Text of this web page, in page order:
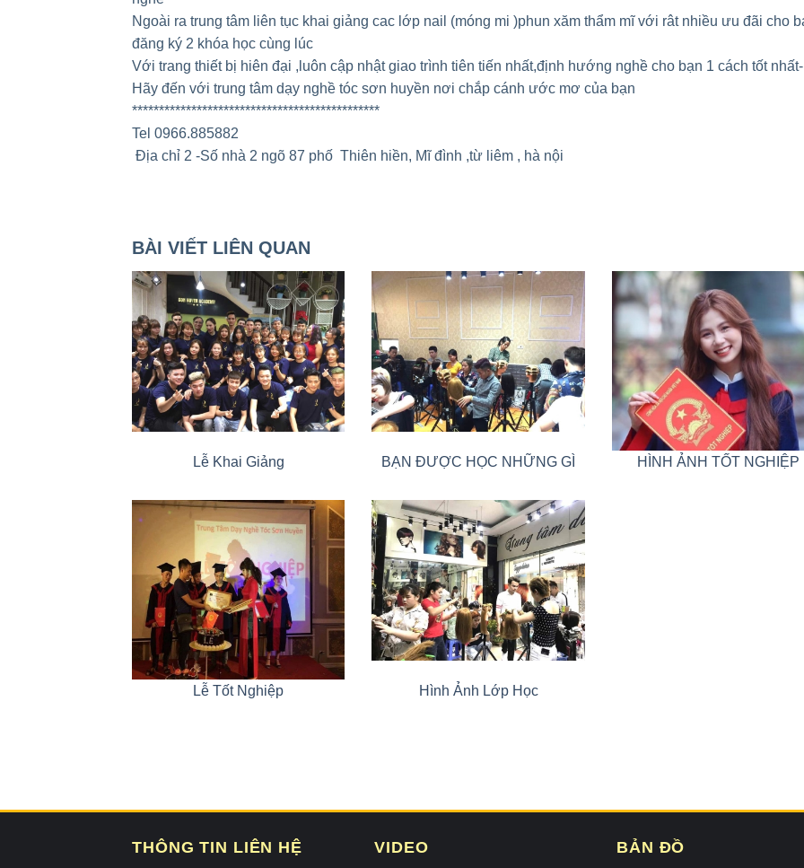
Ngoài ra trung tâm liên tục khai giảng cac lớp nail (móng mi )phun xăm thẩm mĩ với rât nhiều ưu đãi cho
đăng ký 2 khóa học cùng lúc
Với trang thiết bị hiên đại ,luôn cập nhật giao trình tiên tiến nhất,định hướng nghề cho bạn 1 cách tốt nhất-
Hãy đến với trung tâm dạy nghề tóc sơn huyền nơi chắp cánh ước mơ của bạn
**********************************************
Tel 0966.885882
Địa chỉ 2 -Số nhà 2 ngõ 87 phố Thiên hiền, Mĩ đình ,từ liêm , hà nội
BÀI VIẾT LIÊN QUAN
Lễ Khai Giảng BẠN ĐƯỢC HỌC NHỮNG GÌ HÌNH ẢNH TỐT NGHIỆP
Lễ Tốt Nghiệp Hình Ảnh Lớp Học
THÔNG TIN LIÊN HỆ VIDEO BẢN ĐỒ